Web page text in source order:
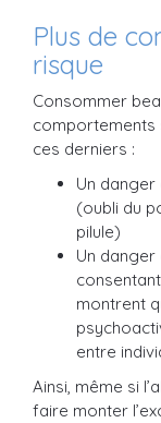
Plus de
risque
Consommer
comportements
ces derniers :
Un
(oubli du
pilule)
Un
montrent
entre
Ainsi, même si
faire monter